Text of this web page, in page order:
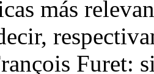
más
Furet: